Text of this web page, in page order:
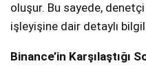
oluşur. Bu sayede,
işleyişine dair detaylı
Binance’in Karşılaştığı